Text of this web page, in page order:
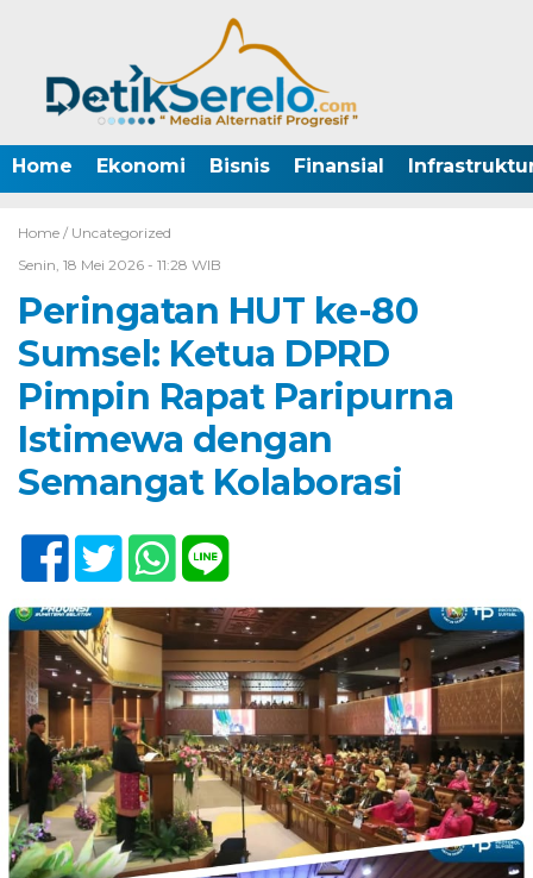
Home Ekonomi Bisnis Finansial
Home / Uncategorized
Senin, 18 Mei 2026 - 11:28 WIB
Peringatan HUT ke-80
Sumsel: Ketua DPRD
Pimpin Rapat Paripurna
Istimewa dengan
Semangat Kolaborasi